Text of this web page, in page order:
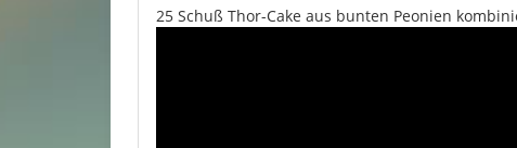
25 Schuß Thor-Cake aus bunten Peonien